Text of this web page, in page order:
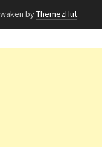
byThemezHut.